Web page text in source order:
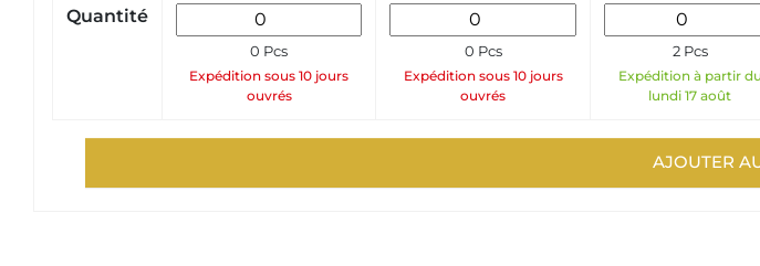
Quantité
0 Pcs
Expédition sous 10 jours
ouvrés
0 Pcs
Expédition sous 10 jours
ouvrés
2 Pcs
Expédition à partir du
lundi 17 août
AJOUTER